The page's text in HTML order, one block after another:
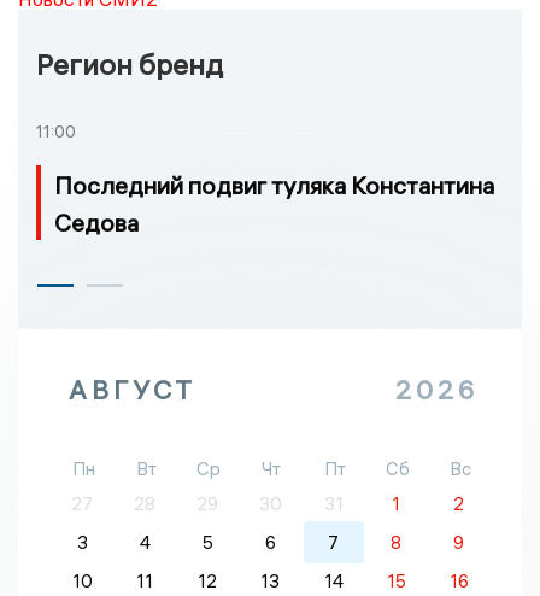
Регион бренд
11:00
Последний подвиг туляка Константина
Седова
АВГУСТ 2026
Пн Вт Ср Чт Пт Сб
Вс
27
28 29 30 31 1
2
3
4 5 6 7 8
9
10
11 12 13 14 15
16